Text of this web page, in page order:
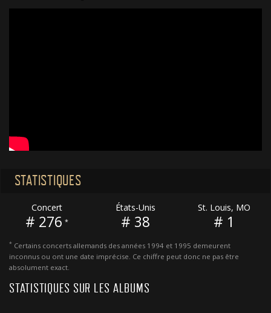
STATISTIQUES
Concert
# 276 *
États-Unis
# 38
St. Louis, MO
# 1
* Certains concerts allemands des années 1994 et 1995 demeurent
inconnus ou ont une date imprécise. Ce chiffre peut donc ne pas être
absolument exact.
STATISTIQUES SUR LES ALBUMS